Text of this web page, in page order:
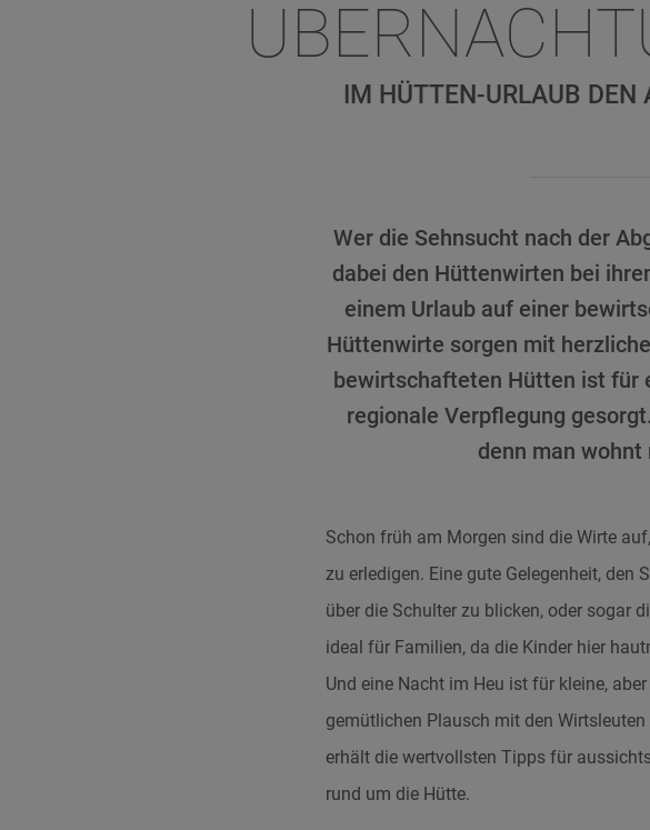
IM HÜTTEN-URLAUB
Wer die Sehnsucht nach der
dabei den Hüttenwirten bei
einem Urlaub auf einer
Hüttenwirte sorgen mit
bewirtschafteten Hütten ist für
regionale Verpflegung
denn man
Schon früh am Morgen sind die Wirte
zu erledigen. Eine gute Gelegenheit, den
über die Schulter zu blicken, oder sogar
ideal für Familien, da die Kinder hier
Und eine Nacht im Heu ist für kleine,
gemütlichen Plausch mit den
erhält die wertvollsten Tipps für
rund um die Hütte.